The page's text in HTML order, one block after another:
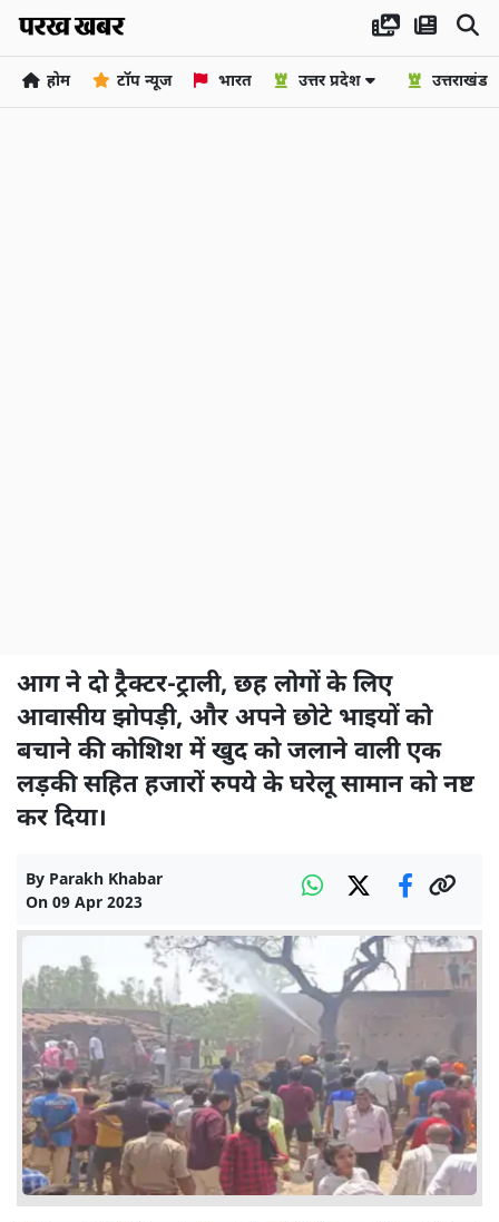
होम टॉप न्यूज भारत उत्तर प्रदेश उत्तराखंड
आग ने दो ट्रैक्टर-ट्राली, छह लोगों के लिए
आवासीय झोपड़ी, और अपने छोटे भाइयों को
बचाने की कोशिश में खुद को जलाने वाली एक
लड़की सहित हजारों रुपये के घरेलू सामान को नष्ट
कर दिया।
By Parakh Khabar
On 09 Apr 2023